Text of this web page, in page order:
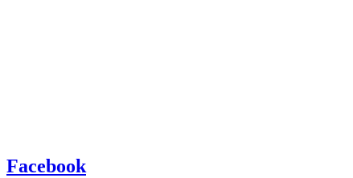
Facebook